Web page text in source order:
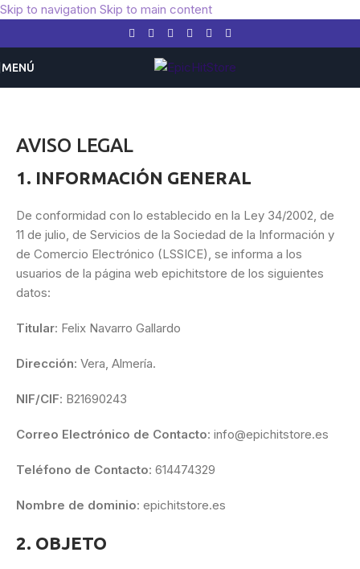
Skip to navigation Skip to main content
MENÚ
AVISO LEGAL
1. INFORMACIÓN GENERAL
De conformidad con lo establecido en la Ley 34/2002, de
11 de julio, de Servicios de la Sociedad de la Información y
de Comercio Electrónico (LSSICE), se informa a los
usuarios de la página web epichitstore de los siguientes
datos:
Titular: Felix Navarro Gallardo
Dirección: Vera, Almería.
NIF/CIF: B21690243
Correo Electrónico de Contacto: info@epichitstore.es
Teléfono de Contacto: 614474329
Nombre de dominio: epichitstore.es
2. OBJETO